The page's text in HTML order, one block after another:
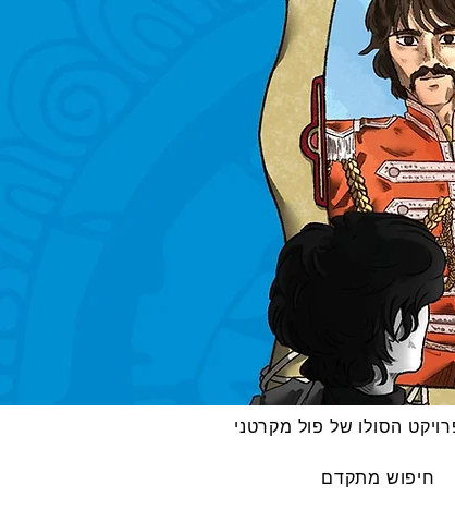
הסולו של פול מקרטני
חיפוש מתקדם